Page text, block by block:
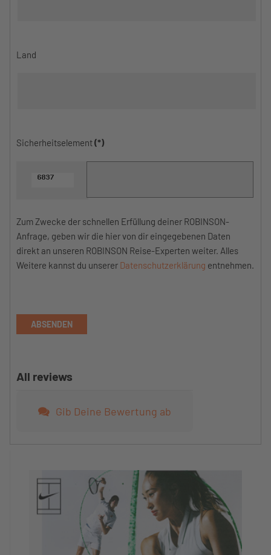
Land
Sicherheitselement(*)
Zum Zwecke der schnellen Erfüllung deiner ROBINSON-
Anfrage, geben wir die hier von dir eingegebenen Daten
direkt an unseren ROBINSON Reise-Experten weiter. Alles
Weitere kannst du unserer Datenschutzerklärung entnehmen.
ABSENDEN
All reviews
Gib Deine Bewertung ab